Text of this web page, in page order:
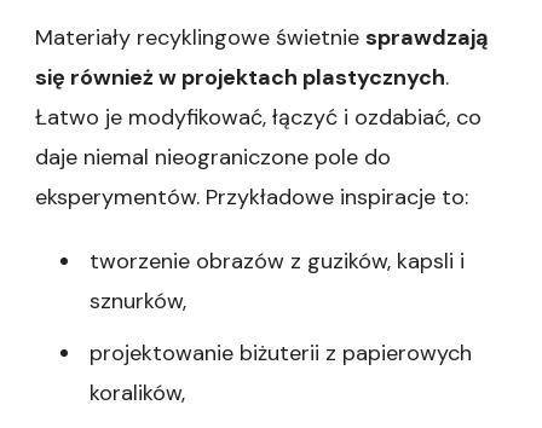
Materiały recyklingowe świetnie sprawdzają
się również w projektach plastycznych.
Łatwo je modyfikować, łączyć i ozdabiać, co
daje niemal nieograniczone pole do
eksperymentów. Przykładowe inspiracje to:
tworzenie obrazów z guzików, kapsli i
sznurków,
projektowanie biżuterii z papierowych
koralików,